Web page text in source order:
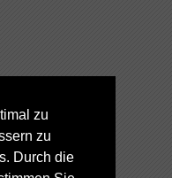
zu
zu
Durch die